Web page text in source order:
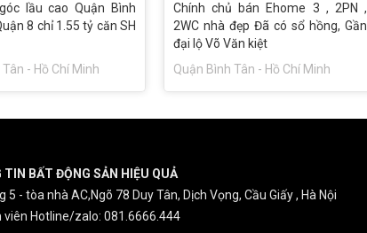
lầu cao Quận Bình
8 chỉ 1.55 tỷ căn SH
- Hồ Chí Minh
Chính chủ bán Ehome 3 , 2PN ,
2WC nhà đẹp Đã có sổ hồng, Gần
đại lộ Võ Văn kiệt
Quận Bình Tân - Hồ Chí Minh
TIN BẤT ĐỘNG SẢN HIỆU QUẢ
5 - tòa nhà AC,Ngõ 78 Duy Tân, Dịch Vọng, Cầu Giấy , Hà Nội
viên Hotline/zalo: 081.6666.444